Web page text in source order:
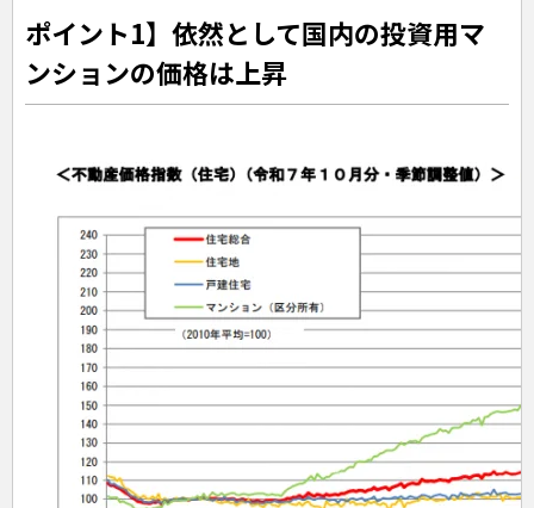
ポイント1】依然として国内の投資用マ
ンションの価格は上昇